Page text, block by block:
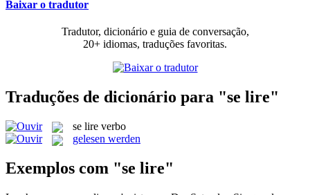
Baixar o tradutor
Tradutor, dicionário e guia de conversação,
20+ idiomas, traduções favoritas.
Traduções de dicionário para "se lire"
se lire verbo
gelesen werden
Exemplos com "se lire"